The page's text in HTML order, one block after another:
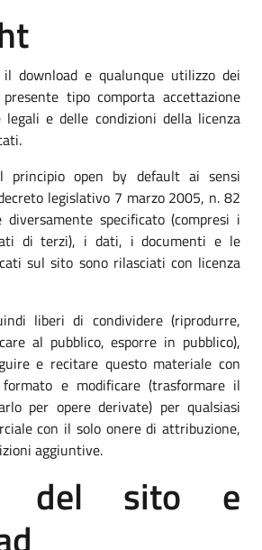
il download e qualunque utilizzo dei
tipo comporta accettazione
e delle condizioni della licenza
principio open by default ai sensi
legislativo 7 marzo 2005, n. 82
diversamente specificato (compresi i
di terzi), i dati, i documenti e le
sul sito sono rilasciati con licenza
liberi di condividere (riprodurre,
al pubblico, esporre in pubblico),
e recitare questo materiale con
e modificare (trasformare il
per opere derivate) per qualsiasi
con il solo onere di attribuzione,
aggiuntive.
del sito e